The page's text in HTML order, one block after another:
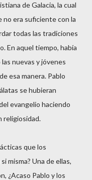
de Galacia, la cual
no era suficiente con la
todas las tradiciones
En aquel tiempo, había
nuevas y jóvenes
esa manera. Pablo
se hubieran
evangelio haciendo
religiosidad.
que los
misma? Una de ellas,
¿Acaso Pablo y los